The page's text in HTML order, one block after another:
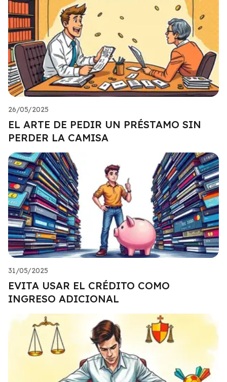
26/05/2025
EL ARTE DE PEDIR UN PRÉSTAMO SIN
PERDER LA CAMISA
31/05/2025
EVITA USAR EL CRÉDITO COMO
INGRESO ADICIONAL